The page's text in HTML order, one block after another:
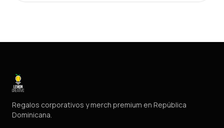
Regalos corporativos y merch premium en República
Dominicana.